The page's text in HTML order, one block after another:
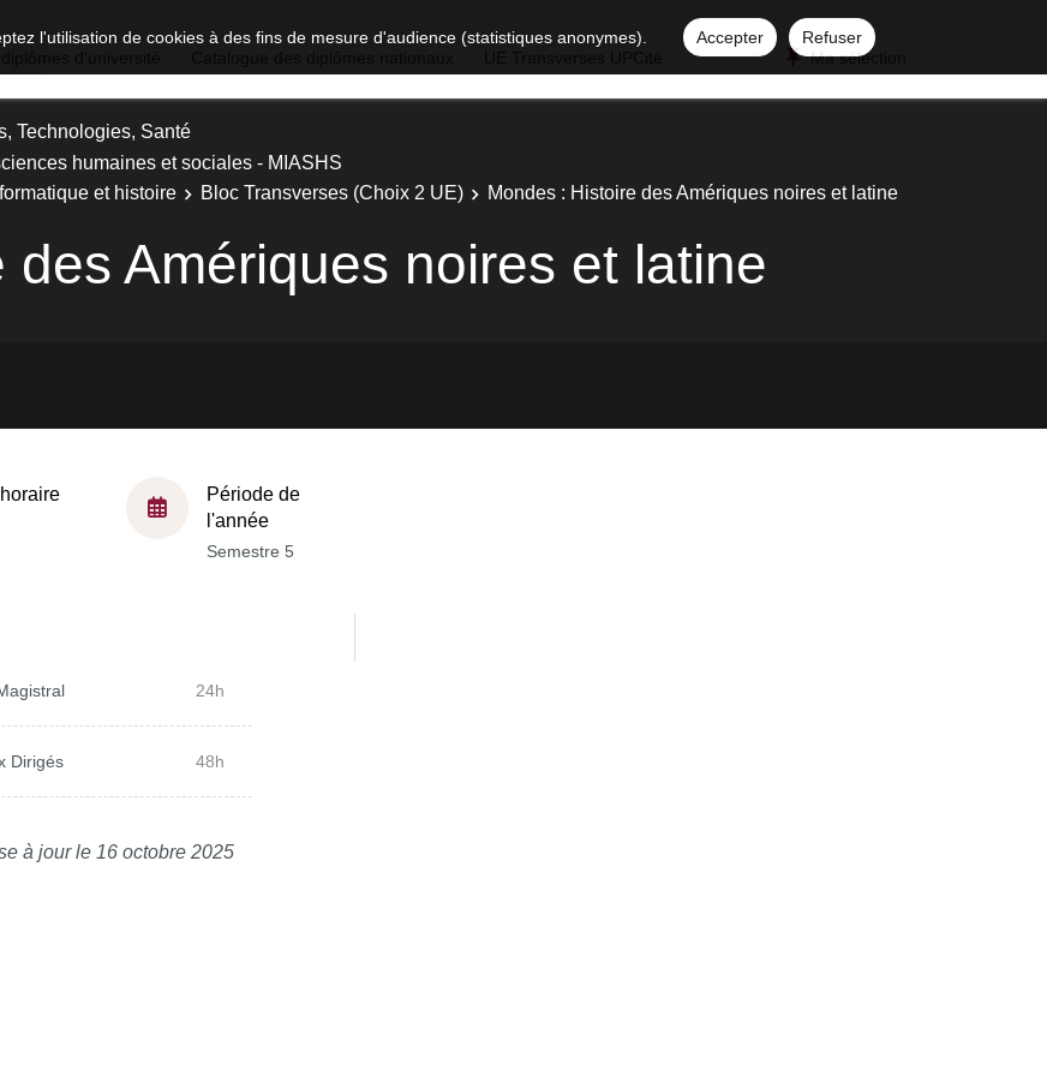
l'utilisation de cookies à des fins de mesure d'audience (statistiques anonymes). Accepter
Refuser
Ma sélection
Technologies, Santé
humaines et sociales - MIASHS
et histoire
Bloc Transverses (Choix 2 UE) Mondes : Histoire des Amériques noires et latine
Amériques noires et latine
Période de
l'année
Semestre 5
24h
Dirigés 48h
à jour le 16 octobre 2025